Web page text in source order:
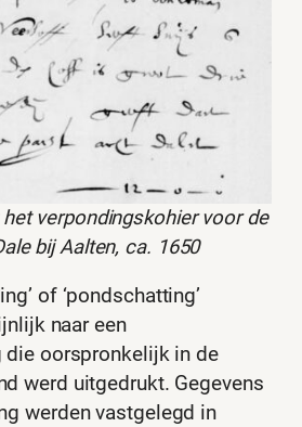
verpondingskohier voor de
bij Aalten, ca. 1650
of ‘pondschatting’
naar een
die oorspronkelijk in de
werd uitgedrukt. Gegevens
werden vastgelegd in